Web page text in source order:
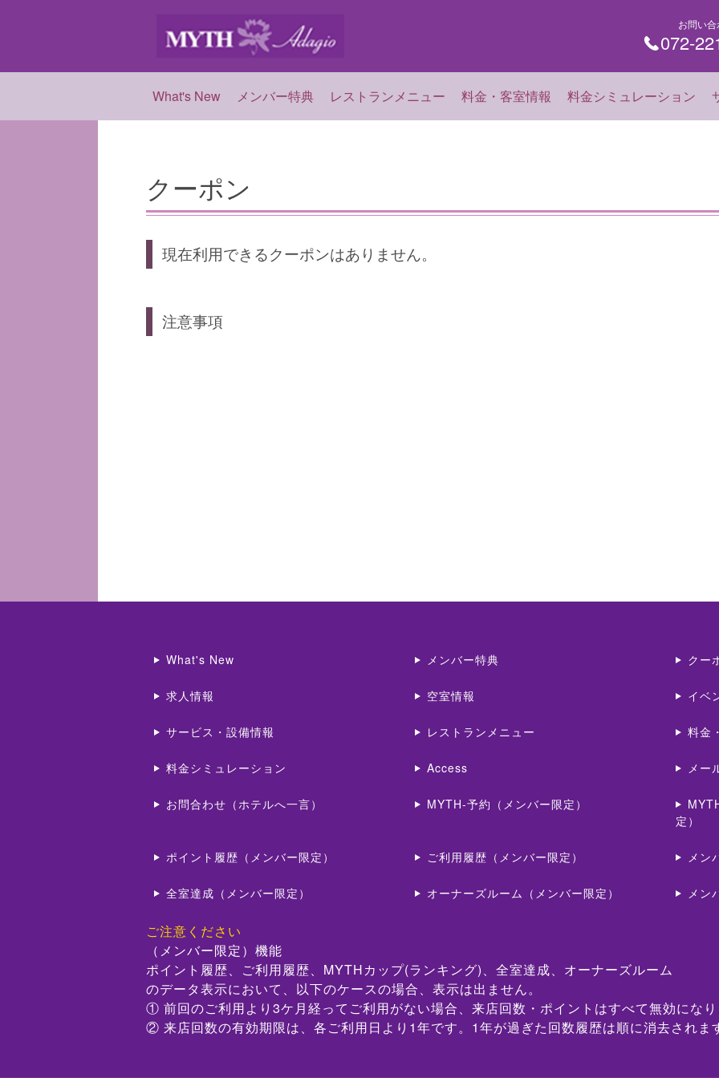
お問い合
072-
What's New メンバー特典 レストランメニュー 料金・客室情報 料金シミュレーション
クーポン
現在利用できるクーポンはありません。
注意事項
What's New メンバー特典 クー
求人情報 空室情報 イベ
サービス・設備情報 レストランメニュー 料金
料金シミュレーション Access メー
お問合わせ（ホテルへ一言） MYTH-予約（メンバー限定）
定）
ポイント履歴（メンバー限定） ご利用履歴（メンバー限定） メン
全室達成（メンバー限定） オーナーズルーム（メンバー限定） メン
ご注意ください
（メンバー限定）機能
ポイント履歴、ご利用履歴、MYTHカップ(ランキング)、全室達成、オーナーズルーム
のデータ表示において、以下のケースの場合、表示は出ません。
① 前回のご利用より3ケ月経ってご利用がない場合、来店回数・ポイントはすべて無効になり
② 来店回数の有効期限は、各ご利用日より1年です。1年が過ぎた回数履歴は順に消去されま